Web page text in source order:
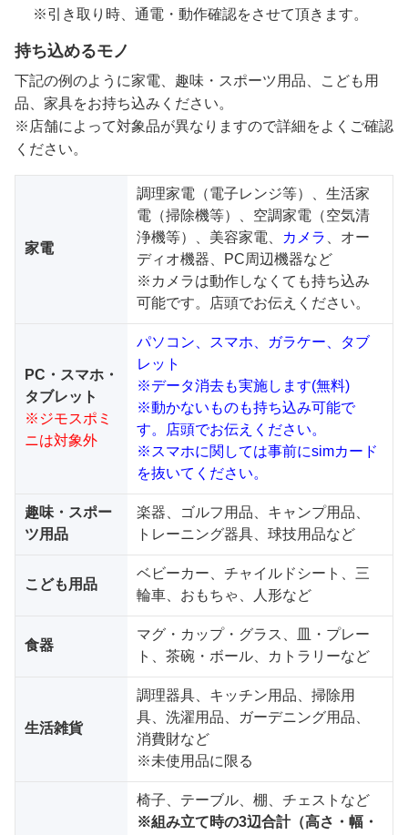
※引き取り時、通電・動作確認をさせて頂きます。
持ち込めるモノ
下記の例のように家電、趣味・スポーツ用品、こども用
品、家具をお持ち込みください。
※店舗によって対象品が異なりますので詳細をよくご確認
ください。
家電
調理家電（電子レンジ等）、生活家
電（掃除機等）、空調家電（空気清
浄機等）、美容家電、
カメラ
、オー
ディオ機器、PC周辺機器など
※カメラは動作しなくても持ち込み
可能です。店頭でお伝えください。
PC・スマホ・
タブレット
※ジモスポミ
ニは対象外
パソコン、スマホ、ガラケー、タブ
レット
※データ消去も実施します(無料)
※動かないものも持ち込み可能で
す。店頭でお伝えください。
※スマホに関しては事前にsimカード
を抜いてください。
趣味・スポー
ツ用品
楽器、ゴルフ用品、キャンプ用品、
トレーニング器具、球技用品など
こども用品
ベビーカー、チャイルドシート、三
輪車、おもちゃ、人形など
食器
マグ・カップ・グラス、皿・プレー
ト、茶碗・ボール、カトラリーなど
生活雑貨
調理器具、キッチン用品、掃除用
具、洗濯用品、ガーデニング用品、
消費財など
※未使用品に限る
椅子、テーブル、棚、チェストなど
※組み立て時の3辺合計（高さ・幅・